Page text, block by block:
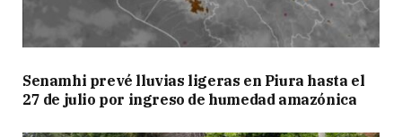
Senamhi prevé lluvias ligeras en Piura hasta el
27 de julio por ingreso de humedad amazónica